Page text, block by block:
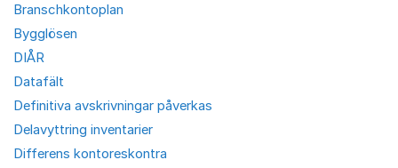
Branschkontoplan
Bygglösen
DIÅR
Datafält
Definitiva avskrivningar påverkas
Delavyttring inventarier
Differens kontoreskontra